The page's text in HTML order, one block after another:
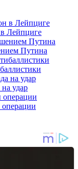
Лейпциге
Путина
удар